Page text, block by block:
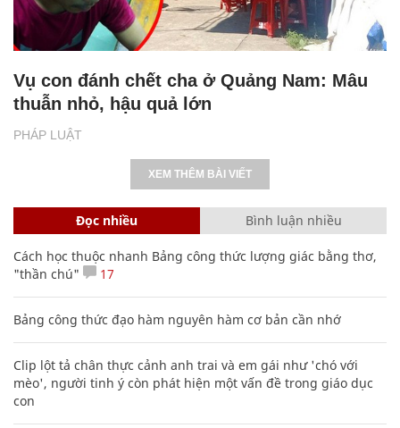
PHÁP LUẬT
Vụ con đánh chết cha ở Quảng Nam: Mâu
thuẫn nhỏ, hậu quả lớn
XEM THÊM BÀI VIẾT
Đọc nhiều Bình luận nhiều
Cách học thuộc nhanh Bảng công thức lượng giác bằng thơ,
"thần chú"
17
Bảng công thức đạo hàm nguyên hàm cơ bản cần nhớ
Clip lột tả chân thực cảnh anh trai và em gái như 'chó với
mèo', người tinh ý còn phát hiện một vấn đề trong giáo dục
con